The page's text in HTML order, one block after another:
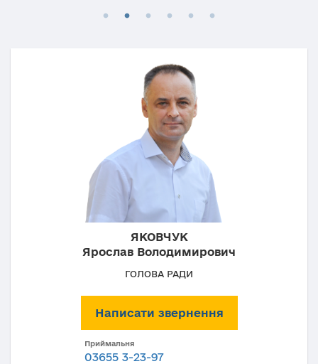
ЯКОВЧУК
Ярослав Володимирович
ГОЛОВА РАДИ
Написати звернення
Приймальня
03655 3-23-97